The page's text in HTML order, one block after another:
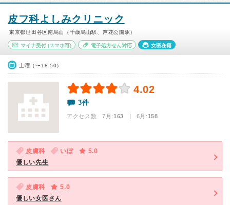
皮フ科よしみクリニック
東京都世田谷区南烏山（千歳烏山駅、芦花公園駅）
マイナ受付 (スマホ可) 電子処方せん対応 女医在籍
土曜（〜18:50）
4.02
3件
アクセス数 7月:163 | 6月:158
皮膚科 いぼ
5.0
優しい先生
皮膚科
5.0
優しい女医さん